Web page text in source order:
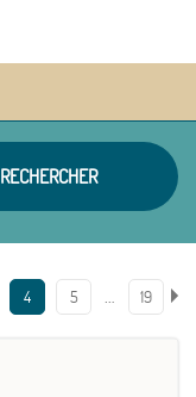
RECHERCHER
4 5 … 19